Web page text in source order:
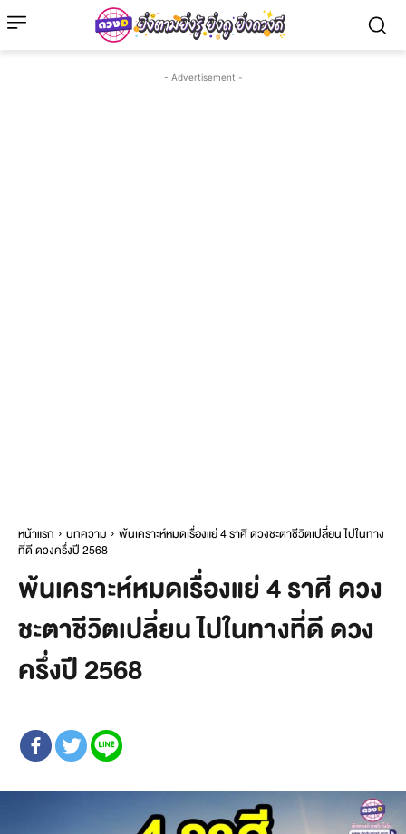
- Advertisement -
หน้าแรก บทความ
พ้นเคราะห์หมดเรื่องแย่ 4 ราศี ดวงชะตาชีวิตเปลี่ยน ไปในทาง
ที่ดี ดวงครึ่งปี 2568
พ้นเคราะห์หมดเรื่องแย่ 4 ราศี ดวง
ชะตาชีวิตเปลี่ยน ไปในทางที่ดี ดวง
ครึ่งปี 2568